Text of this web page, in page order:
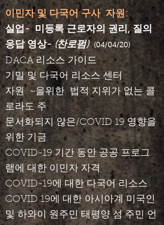
이민자 및 다국어 구사 자원:
실업-
미등록 근로자의 권리, 질의
응답 영상-(찬로펌) (04/04/20)
DACA 리소스 가이드
기밀 및 다국어 리소스 센터
자원 ~을위한
법적 지위가 없는 콜
로라도 주
문서화되지 않은/COVID 19 영향을
위한 기금
COVID-19 기간 동안 공공 프로그
램에 대한 이민자 자격
COVID-19에 대한 다국어 리소스
COVID 19에 대한 아시아계 미국인
및 하와이 원주민 태평양 섬 주민 언